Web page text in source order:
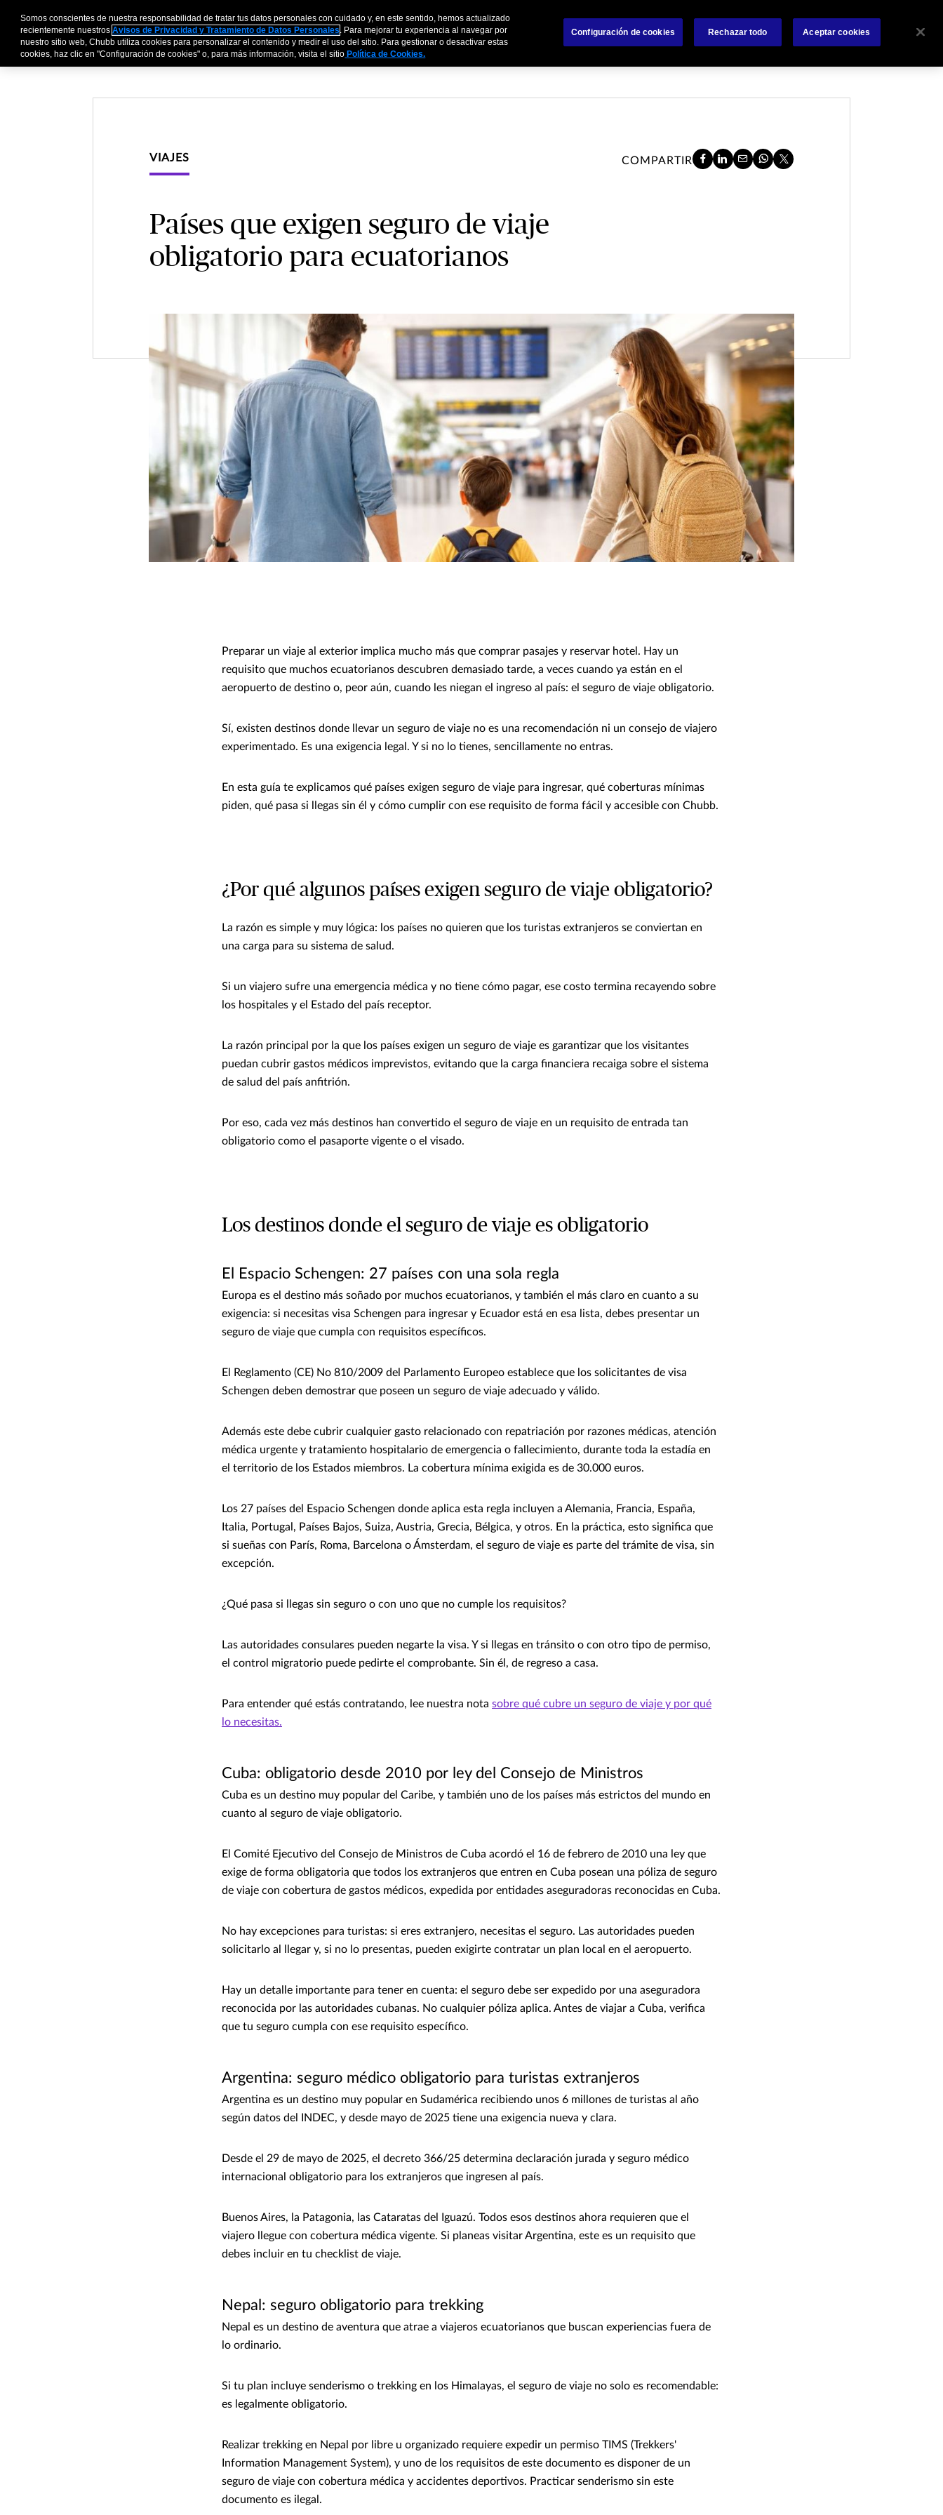
Personas y FamiliasEmpresas Agentes y Brokers Sobre nosotros
VIAJES COMPARTIR
Países que exigen seguro de viaje
obligatorio para ecuatorianos
Preparar un viaje al exterior implica mucho más que comprar pasajes y reservar hotel. Hay un
requisito que muchos ecuatorianos descubren demasiado tarde, a veces cuando ya están en el
aeropuerto de destino o, peor aún, cuando les niegan el ingreso al país: el seguro de viaje obligatorio.
Sí, existen destinos donde llevar un seguro de viaje no es una recomendación ni un consejo de viajero
experimentado. Es una exigencia legal. Y si no lo tienes, sencillamente no entras.
En esta guía te explicamos qué países exigen seguro de viaje para ingresar, qué coberturas mínimas
piden, qué pasa si llegas sin él y cómo cumplir con ese requisito de forma fácil y accesible con Chubb.
¿Por qué algunos países exigen seguro de viaje obligatorio?
La razón es simple y muy lógica: los países no quieren que los turistas extranjeros se conviertan en
una carga para su sistema de salud.
Si un viajero sufre una emergencia médica y no tiene cómo pagar, ese costo termina recayendo sobre
los hospitales y el Estado del país receptor.
La razón principal por la que los países exigen un seguro de viaje es garantizar que los visitantes
puedan cubrir gastos médicos imprevistos, evitando que la carga financiera recaiga sobre el sistema
de salud del país anfitrión.
Por eso, cada vez más destinos han convertido el seguro de viaje en un requisito de entrada tan
obligatorio como el pasaporte vigente o el visado.
Los destinos donde el seguro de viaje es obligatorio
El Espacio Schengen: 27 países con una sola regla
Europa es el destino más soñado por muchos ecuatorianos, y también el más claro en cuanto a su
exigencia: si necesitas visa Schengen para ingresar y Ecuador está en esa lista, debes presentar un
seguro de viaje que cumpla con requisitos específicos.
El Reglamento (CE) No 810/2009 del Parlamento Europeo establece que los solicitantes de visa
Schengen deben demostrar que poseen un seguro de viaje adecuado y válido.
Además este debe cubrir cualquier gasto relacionado con repatriación por razones médicas, atención
médica urgente y tratamiento hospitalario de emergencia o fallecimiento, durante toda la estadía en
el territorio de los Estados miembros. La cobertura mínima exigida es de 30.000 euros.
Los 27 países del Espacio Schengen donde aplica esta regla incluyen a Alemania, Francia, España,
Italia, Portugal, Países Bajos, Suiza, Austria, Grecia, Bélgica, y otros. En la práctica, esto significa que
si sueñas con París, Roma, Barcelona o Ámsterdam, el seguro de viaje es parte del trámite de visa, sin
excepción.
¿Qué pasa si llegas sin seguro o con uno que no cumple los requisitos?
Las autoridades consulares pueden negarte la visa. Y si llegas en tránsito o con otro tipo de permiso,
el control migratorio puede pedirte el comprobante. Sin él, de regreso a casa.
Para entender qué estás contratando, lee nuestra nota sobre qué cubre un seguro de viaje y por qué
lo necesitas.
Cuba: obligatorio desde 2010 por ley del Consejo de Ministros
Cuba es un destino muy popular del Caribe, y también uno de los países más estrictos del mundo en
cuanto al seguro de viaje obligatorio.
El Comité Ejecutivo del Consejo de Ministros de Cuba acordó el 16 de febrero de 2010 una ley que
exige de forma obligatoria que todos los extranjeros que entren en Cuba posean una póliza de seguro
de viaje con cobertura de gastos médicos, expedida por entidades aseguradoras reconocidas en Cuba.
No hay excepciones para turistas: si eres extranjero, necesitas el seguro. Las autoridades pueden
solicitarlo al llegar y, si no lo presentas, pueden exigirte contratar un plan local en el aeropuerto.
Hay un detalle importante para tener en cuenta: el seguro debe ser expedido por una aseguradora
reconocida por las autoridades cubanas. No cualquier póliza aplica. Antes de viajar a Cuba, verifica
que tu seguro cumpla con ese requisito específico.
Argentina: seguro médico obligatorio para turistas extranjeros
Argentina es un destino muy popular en Sudamérica recibiendo unos 6 millones de turistas al año
según datos del INDEC, y desde mayo de 2025 tiene una exigencia nueva y clara.
Desde el 29 de mayo de 2025, el decreto 366/25 determina declaración jurada y seguro médico
internacional obligatorio para los extranjeros que ingresen al país.
Buenos Aires, la Patagonia, las Cataratas del Iguazú. Todos esos destinos ahora requieren que el
viajero llegue con cobertura médica vigente. Si planeas visitar Argentina, este es un requisito que
debes incluir en tu checklist de viaje.
Nepal: seguro obligatorio para trekking
Nepal es un destino de aventura que atrae a viajeros ecuatorianos que buscan experiencias fuera de
lo ordinario.
Si tu plan incluye senderismo o trekking en los Himalayas, el seguro de viaje no solo es recomendable:
es legalmente obligatorio.
Realizar trekking en Nepal por libre u organizado requiere expedir un permiso TIMS (Trekkers'
Information Management System), y uno de los requisitos de este documento es disponer de un
seguro de viaje con cobertura médica y accidentes deportivos. Practicar senderismo sin este
documento es ilegal.
Somos conscientes de nuestra responsabilidad de tratar tus datos personales con cuidado y, en este sentido, hemos actualizado
recientemente nuestrosAvisos de Privacidad y Tratamiento de Datos Personales. Para mejorar tu experiencia al navegar por
nuestro sitio web, Chubb utiliza cookies para personalizar el contenido y medir el uso del sitio. Para gestionar o desactivar estas
cookies, haz clic en "Configuración de cookies" o, para más información, visita el sitio Política de Cookies.
Configuración de cookies Rechazar todo Aceptar cookies